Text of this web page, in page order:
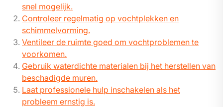
snel mogelijk.
Controleer regelmatig op vochtplekken en
schimmelvorming.
Ventileer de ruimte goed om vochtproblemen te
voorkomen.
Gebruik waterdichte materialen bij het herstellen van
beschadigde muren.
Laat professionele hulp inschakelen als het
probleem ernstig is.